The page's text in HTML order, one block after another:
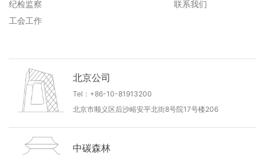
纪检监察
工会工作
联系我们
北京公司
Tel：+86-10-81913200
北京市顺义区后沙峪安平北街8号院17号楼206
中碳森林